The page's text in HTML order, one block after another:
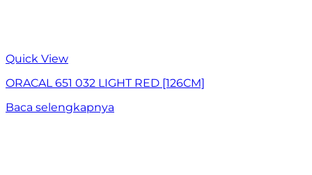
Quick View
ORACAL 651 032 LIGHT RED [126CM]
Baca selengkapnya